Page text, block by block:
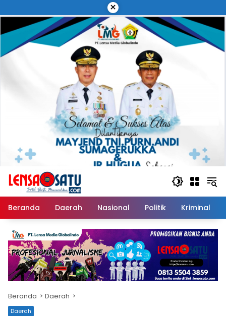
ke
konten
×
Beranda Daerah Nasional Politik Kriminal
Beranda Daerah
Daerah